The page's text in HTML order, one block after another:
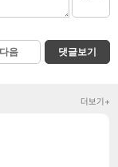
다음 댓글보기
더보기+